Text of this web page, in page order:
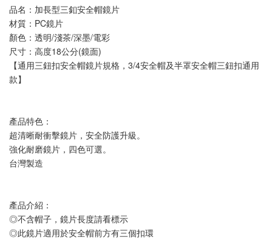
品名：加長型三釦安全帽鏡片
材質：PC鏡片
顏色：透明/淺茶/深墨/電彩
尺寸：高度18公分(鏡面)
【通用三鈕扣安全帽鏡片規格，3/4安全帽及半罩安全帽三鈕扣通用
款】
產品特色：
超清晰耐衝擊鏡片，安全防護升級。
強化耐磨鏡片，四色可選。
台灣製造
產品介紹：
◎不含帽子，鏡片長度請看標示
◎此鏡片適用於安全帽前方有三個扣環